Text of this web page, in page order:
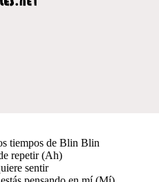
tiempos de Blin Blin
repetir (Ah)
sentir